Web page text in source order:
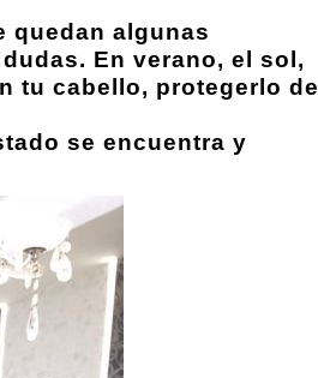
quedan algunas
En verano, el sol,
tu cabello, protegerlo de
se encuentra y